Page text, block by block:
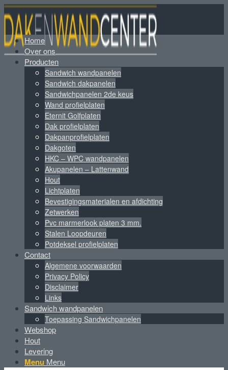
Home
Over ons
Producten
Sandwich wandpanelen
Sandwich dakpanelen
Sandwichpanelen 2de keus
Wand profielplaten
Eternit Golfplaten
Dak profielplaten
Dakpanprofielplaten
Dakgoten
HKC – WPC wandpanelen
Akupanelen – Lattenwand
Hout
Lichtplaten
Bevestigingsmaterialen en afdichting
Zetwerken
Pvc marmerlook platen 3 mm.
Stalen Loopdeuren
Potdeksel profielplaten
Contact
Algemene voorwaarden
Privacy Policy
Disclaimer
Links
Sandwich wandpanelen
Toepassing Sandwichpanelen
Webshop
Hout
Levering
Menu Menu